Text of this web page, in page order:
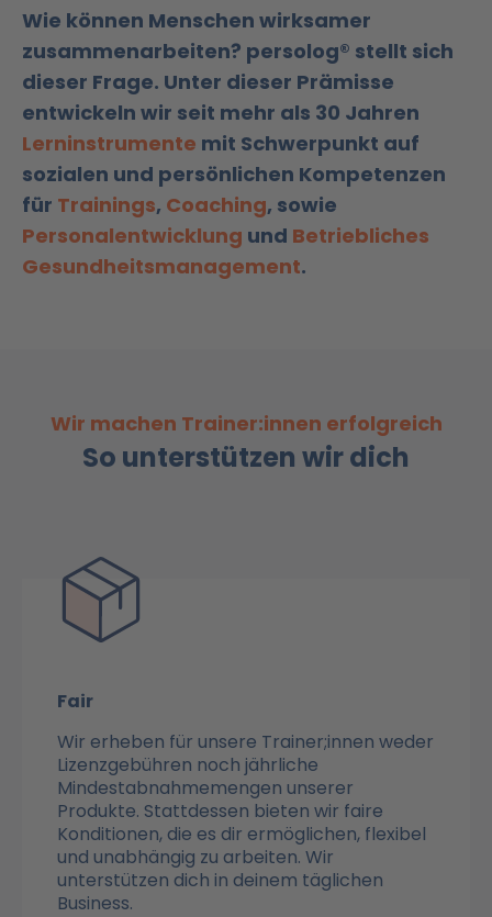
Wie können Menschen wirksamer
zusammenarbeiten? persolog® stellt sich
dieser Frage. Unter dieser Prämisse
entwickeln wir seit mehr als 30 Jahren
Lerninstrumente mit Schwerpunkt auf
sozialen und persönlichen Kompetenzen
für Trainings, Coaching, sowie
Personalentwicklung und Betriebliches
Gesundheitsmanagement.
Wir machen Trainer:innen erfolgreich
So unterstützen wir dich
Fair
Wir erheben für unsere Trainer;innen weder
Lizenzgebühren noch jährliche
Mindestabnahmemengen unserer
Produkte. Stattdessen bieten wir faire
Konditionen, die es dir ermöglichen, flexibel
und unabhängig zu arbeiten. Wir
unterstützen dich in deinem täglichen
Business.